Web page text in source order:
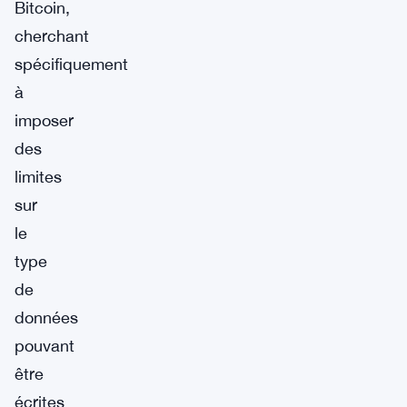
Bitcoin,
cherchant
spécifiquement
à
imposer
des
limites
sur
le
type
de
données
pouvant
être
écrites